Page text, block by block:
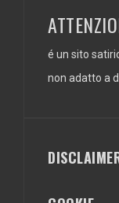
é un sito
non adatto a